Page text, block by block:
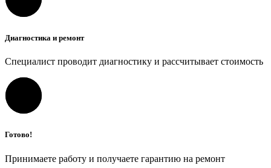
Диагностика и ремонт
Специалист проводит диагностику и рассчитывает стоимость
Готово!
Принимаете работу и получаете гарантию на ремонт